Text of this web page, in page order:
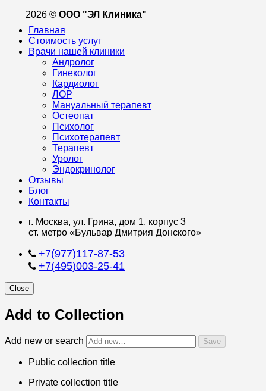
2026 © ООО "ЭЛ Клиника"
Главная
Стоимость услуг
Врачи нашей клиники
Андролог
Гинеколог
Кардиолог
ЛОР
Мануальный терапевт
Остеопат
Психолог
Психотерапевт
Терапевт
Уролог
Эндокринолог
Отзывы
Блог
Контакты
г. Москва, ул. Грина, дом 1, корпус 3
ст. метро «Бульвар Дмитрия Донского»
+7(977)117-87-53
+7(495)003-25-41
Close
Add to Collection
Add new or search
Public collection title
Private collection title